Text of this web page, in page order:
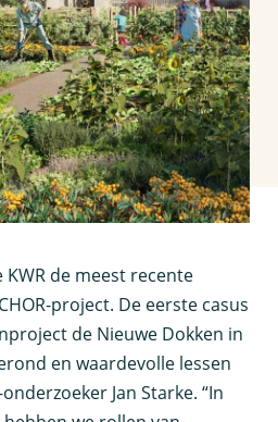
de meest recente
project. De eerste casus
de Nieuwe Dokken in
en waardevolle lessen
Jan Starke. “In